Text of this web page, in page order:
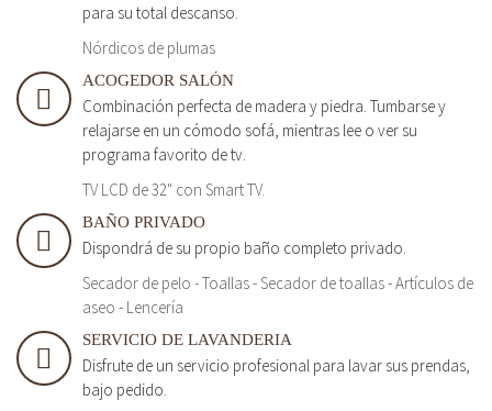
para su total descanso.
Nórdicos de plumas
ACOGEDOR SALÓN
Combinación perfecta de madera y piedra. Tumbarse y
relajarse en un cómodo sofá, mientras lee o ver su
programa favorito de tv.
TV LCD de 32" con Smart TV.
BAÑO PRIVADO
Dispondrá de su propio baño completo privado.
Secador de pelo - Toallas - Secador de toallas - Artículos de
aseo - Lencería
SERVICIO DE LAVANDERIA
Disfrute de un servicio profesional para lavar sus prendas,
bajo pedido.